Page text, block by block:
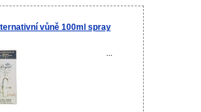
vůně 100ml spray
...